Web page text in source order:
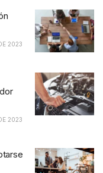
2023
2023